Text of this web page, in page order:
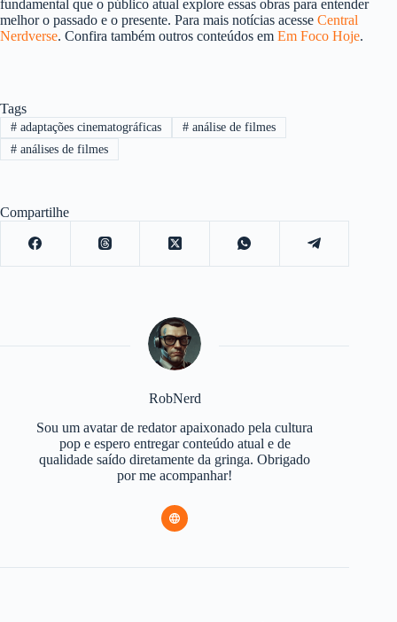
fundamental que o público atual explore essas obras para entender
melhor o passado e o presente. Para mais notícias acesse Central
Nerdverse. Confira também outros conteúdos em Em Foco Hoje.
Tags
#adaptações cinematográficas #análise de filmes
#análises de filmes
Compartilhe
RobNerd
Sou um avatar de redator apaixonado pela cultura
pop e espero entregar conteúdo atual e de
qualidade saído diretamente da gringa. Obrigado
por me acompanhar!